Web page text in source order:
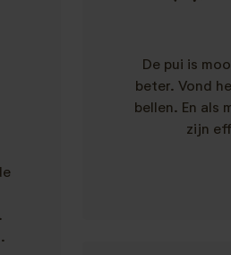
De pui is
beter. Vond
bellen. En als
zijn